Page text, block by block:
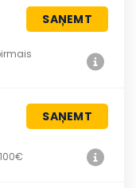
SAŅEMT
SAŅEMT